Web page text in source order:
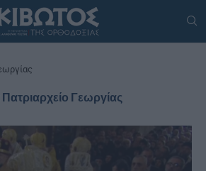
Πατριαρχείο Γεωργίας